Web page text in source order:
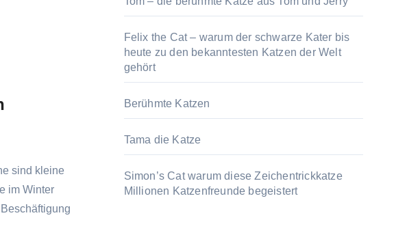
im Winter
Felix the Cat – warum der schwarze Kater bis
heute zu den bekanntesten Katzen der Welt
gehört
Berühmte Katzen
Tama die Katze
Simon’s Cat warum diese Zeichentrickkatze
Millionen Katzenfreunde begeistert